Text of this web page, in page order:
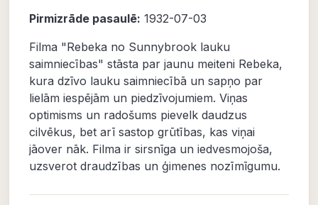
Pirmizrāde pasaulē: 1932-07-03
Filma "Rebeka no Sunnybrook lauku
saimniecības" stāsta par jaunu meiteni Rebeka,
kura dzīvo lauku saimniecībā un sapņo par
lielām iespējām un piedzīvojumiem. Viņas
optimisms un radošums pievelk daudzus
cilvēkus, bet arī sastop grūtības, kas viņai
jāover nāk. Filma ir sirsnīga un iedvesmojoša,
uzsverot draudzības un ģimenes nozīmīgumu.